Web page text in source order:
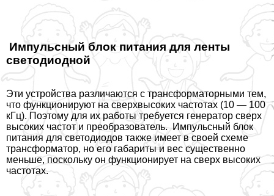
Импульсный блок питания для ленты
светодиодной
Эти устройства различаются с трaнcформаторными тем,
что функционируют на сверхвысоких частотах (10 — 100
кГц). Поэтому для их работы требуется генератор сверх
высоких частот и преобразователь. Импульсный блок
питания для светодиодов также имеет в своей схеме
трaнcформатор, но его габариты и вес существенно
меньше, поскольку он функционирует на сверх высоких
частотах.